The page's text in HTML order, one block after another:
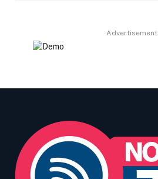
Advertisement